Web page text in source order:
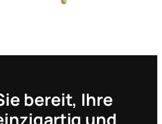
bereit, Ihre